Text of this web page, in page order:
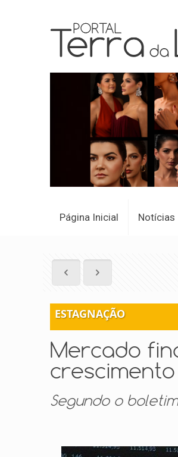
Página Inicial Notícias
ESTAGNAÇÃO
Mercado
Segundo o